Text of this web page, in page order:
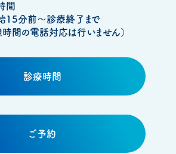
間
15分前～診療終了まで
間の電話対応は行いません）
診療時間
ご予約